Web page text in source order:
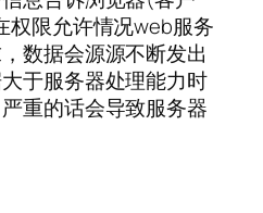
权限允许情况web服务
数据会源源不断发出
于服务器处理能力时
重的话会导致服务器